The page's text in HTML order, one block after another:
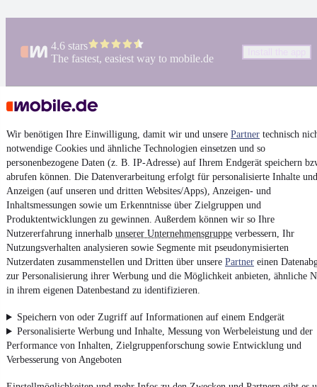
Wir benötigen Ihre Einwilligung, damit wir und unsere Partner technisch
notwendige Cookies und ähnliche Technologien einsetzen und so
personenbezogene Daten (z. B. IP-Adresse) auf Ihrem Endgerät speichern
abrufen können. Die Datenverarbeitung erfolgt für personalisierte Inhalte und
Anzeigen (auf unseren und dritten Websites/Apps), Anzeigen- und
Inhaltsmessungen sowie um Erkenntnisse über Zielgruppen und
Produktentwicklungen zu gewinnen. Außerdem können wir so Ihre
Nutzererfahrung innerhalb unserer Unternehmensgruppe verbessern, Ihr
Nutzungsverhalten analysieren sowie Segmente mit pseudonymisierten
Nutzerdaten zusammenstellen und Dritten über unsere Partner einen
zur Personalisierung ihrer Werbung und die Möglichkeit anbieten, ähnliche
in ihrem eigenen Datenbestand zu identifizieren.
Speichern von oder Zugriff auf Informationen auf einem Endgerät
Personalisierte Werbung und Inhalte, Messung von Werbeleistung und der
Performance von Inhalten, Zielgruppenforschung sowie Entwicklung und
Verbesserung von Angeboten
4.6 stars
The fastest, easiest way to mobile.de
Imprint
General Terms and Conditions
Vertrag widerrufen (Deutsch)
Privacy Policy
Privacy Settings
Accessibility Statement
Report Security Vulnerability
Powered by
Weitere Fahrzeuge gibt es auf mobile.de, dem Marktplatz für
Autosund Motorräder